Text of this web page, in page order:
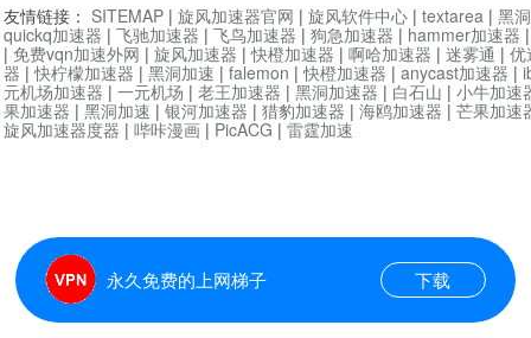
永久免费的上网梯子 下载
友情链接： SITEMAP | 旋风加速器官网 | 旋风软件中心 | textarea | 黑
quickq加速器 | 飞驰加速器 | 飞鸟加速器 | 狗急加速器 | hammer加速器
| 免费vqn加速外网 | 旋风加速器 |快橙加速器 | 啊哈加速器 | 迷雾通 | 优
器 |快柠檬加速器 | 黑洞加速 | falemon |快橙加速器 | anycast加速器 |
元机场加速器 | 一元机场 | 老王加速器 | 黑洞加速器 | 白石山 | 小牛加速
果加速器 | 黑洞加速 | 银河加速器 | 猎豹加速器 | 海鸥加速器 | 芒果加速
旋风加速器度器 | 哔咔漫画 | PicACG | 雷霆加速